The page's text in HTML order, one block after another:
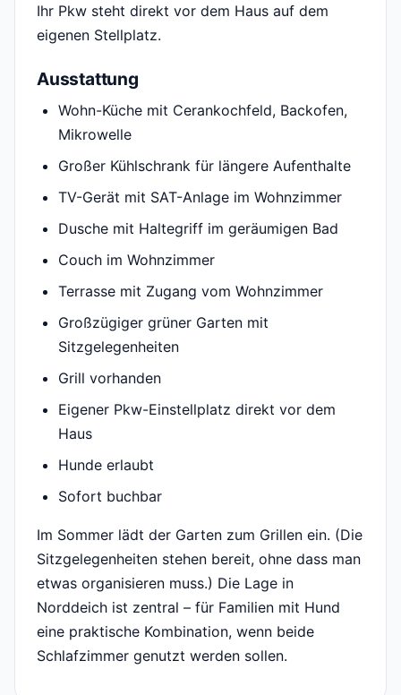
Ihr Pkw steht direkt vor dem Haus auf dem
eigenen Stellplatz.
Ausstattung
Wohn-Küche mit Cerankochfeld, Backofen,
Mikrowelle
Großer Kühlschrank für längere Aufenthalte
TV-Gerät mit SAT-Anlage im Wohnzimmer
Dusche mit Haltegriff im geräumigen Bad
Couch im Wohnzimmer
Terrasse mit Zugang vom Wohnzimmer
Großzügiger grüner Garten mit
Sitzgelegenheiten
Grill vorhanden
Eigener Pkw-Einstellplatz direkt vor dem
Haus
Hunde erlaubt
Sofort buchbar
Im Sommer lädt der Garten zum Grillen ein. (Die
Sitzgelegenheiten stehen bereit, ohne dass man
etwas organisieren muss.) Die Lage in
Norddeich ist zentral – für Familien mit Hund
eine praktische Kombination, wenn beide
Schlafzimmer genutzt werden sollen.